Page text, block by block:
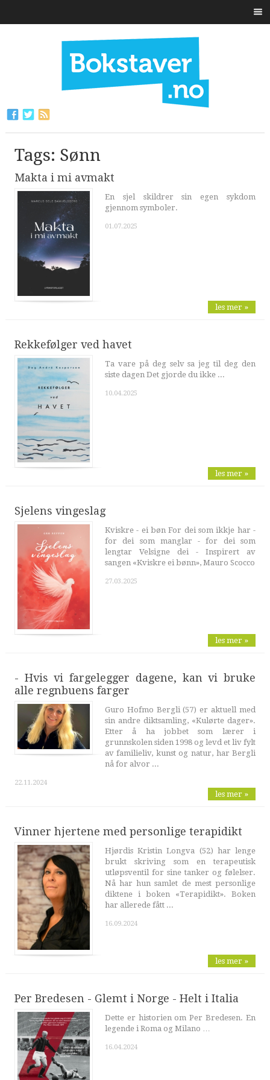
Tags: Sønn
Makta i mi avmakt
En sjel skildrer sin egen sykdom
gjennom symboler.
01.07.2025
les mer »
Rekkefølger ved havet
Ta vare på deg selv sa jeg til deg den
siste dagen Det gjorde du ikke ...
10.04.2025
les mer »
Sjelens vingeslag
Kviskre - ei bøn For dei som ikkje har -
for dei som manglar - for dei som
lengtar Velsigne dei - Inspirert av
sangen «Kviskre ei bønn», Mauro Scocco
27.03.2025
les mer »
- Hvis vi fargelegger dagene, kan vi bruke
alle regnbuens farger
Guro Hofmo Bergli (57) er aktuell med
sin andre diktsamling, «Kulørte dager».
Etter å ha jobbet som lærer i
grunnskolen siden 1998 og levd et liv fylt
av familieliv, kunst og natur, har Bergli
nå for alvor ...
22.11.2024
les mer »
Vinner hjertene med personlige terapidikt
Hjørdis Kristin Longva (52) har lenge
brukt skriving som en terapeutisk
utløpsventil for sine tanker og følelser.
Nå har hun samlet de mest personlige
diktene i boken «Terapidikt». Boken
har allerede fått ...
16.09.2024
les mer »
Per Bredesen - Glemt i Norge - Helt i Italia
Dette er historien om Per Bredesen. En
legende i Roma og Milano …
16.04.2024